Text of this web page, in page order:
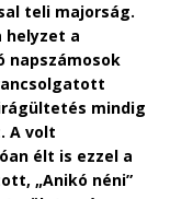
teli majorság.
helyzet a
napszámosok
mindig
A volt
élt is ezzel a
„Anikó néni”